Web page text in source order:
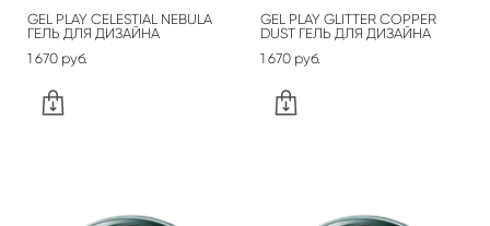
GEL PLAY CELESTIAL NEBULA
ГЕЛЬ ДЛЯ ДИЗАЙНА
1 670 pуб.
GEL PLAY GLITTER COPPER
DUST ГЕЛЬ ДЛЯ ДИЗАЙНА
1 670 pуб.